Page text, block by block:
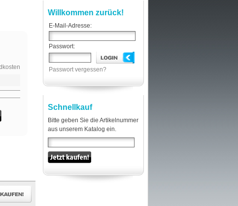
Willkommen zurück!
E-Mail-Adresse:
Passwort:
Passwort vergessen?
Schnellkauf
Bitte geben Sie die Artikelnummer
aus unserem Katalog ein.